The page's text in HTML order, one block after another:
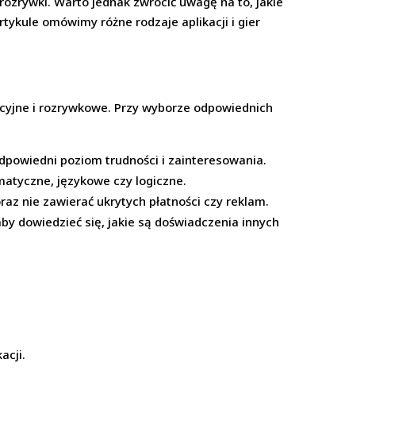
omówimy różne rodzaje aplikacji i gier
i rozrywkowe. Przy wyborze odpowiednich
poziom trudności i zainteresowania.
językowe czy logiczne.
nie zawierać ukrytych płatności czy reklam.
dowiedzieć się, jakie są doświadczenia innych